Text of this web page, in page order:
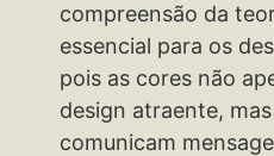
compreensão da
essencial para os
pois as cores não
design atraente,
comunicam